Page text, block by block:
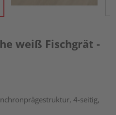
weiß Fischgrät -
4-seitig,